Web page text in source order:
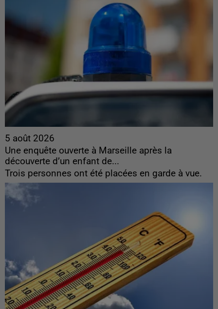
5 août 2026
Une enquête ouverte à Marseille après la
découverte d’un enfant de...
Trois personnes ont été placées en garde à vue.